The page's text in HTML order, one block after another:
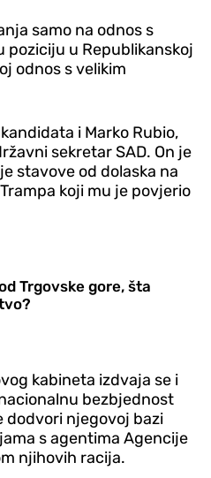
samo na odnos s
poziciju u Republikanskoj
odnos s velikim
i Marko Rubio,
sekretar SAD. On je
stavove od dolaska na
koji mu je povjerio
Trgovske gore, šta
kabineta izdvaja se i
bezbjednost
dodvori njegovoj bazi
s agentima Agencije
njihovih racija.